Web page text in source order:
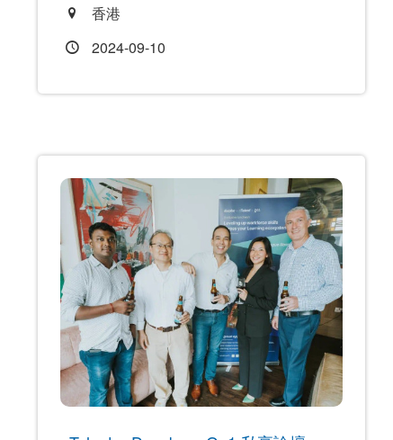
香港
2024-09-10